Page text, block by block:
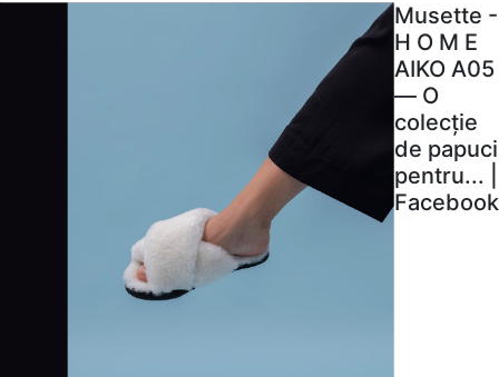
Musette -
H O M E
AIKO A05
— O
colecție
de papuci
pentru... |
Facebook